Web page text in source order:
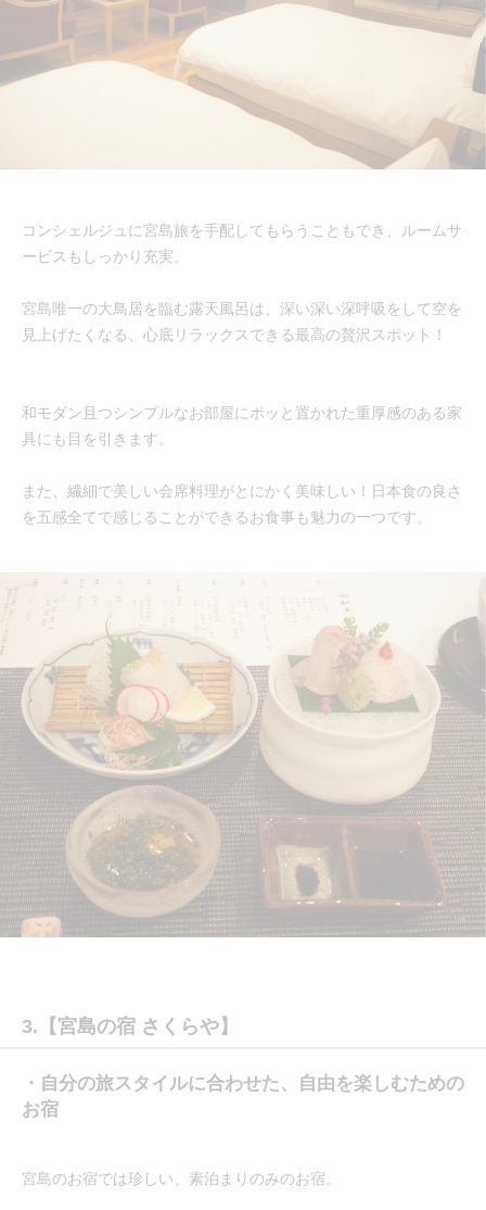
コンシェルジュに宮島旅を手配してもらうこともでき、ルームサ
ービスもしっかり充実。
宮島唯一の大鳥居を臨む露天風呂は、深い深い深呼吸をして空を
見上げたくなる、心底リラックスできる最高の贅沢スポット！
和モダン且つシンプルなお部屋にポッと置かれた重厚感のある家
具にも目を引きます。
また、繊細で美しい会席料理がとにかく美味しい！日本食の良さ
を五感全てで感じることができるお食事も魅力の一つです。
3.【宮島の宿 さくらや】
・自分の旅スタイルに合わせた、自由を楽しむための
お宿
宮島のお宿では珍しい、素泊まりのみのお宿。